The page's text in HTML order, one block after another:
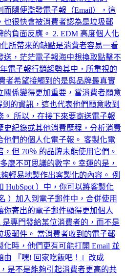
而隨便濫發電子報（Email），這
也很快會被消費者認為是垃圾郵
負面反應。 2. EDM 高度個人化
化所帶來的缺點是消費者容易一看
送，茫茫電子報海中想換取點擊不
電子報行銷趨勢其中，所重視的
者希望接觸到的是與品牌最真實
關係變得更加重要，當消費者願意
的資訊，這也代表他們願意收到
。 所以，在接下來要寄送電子報
史紀錄或其他消費歷程，分析消費
他們的個人化電子報。 客製化電
但 70％ 的品牌未能使用它們。
麼不可思議的數字。幸運的是，
輕易地製作出客製化的內容。 例
HubSpot ）中，你可以將客製化
）加入到電子郵件中，合併使用
寄出的電子郵件顯得更加個人
專門發給某位消費者的，而不是
圾郵件。 當消費者收到的電子郵
時，他們更有可能打開 Email 並
由 『嘿! 回家吃飯吧！』改成
是不是能夠引起消費者更高的共